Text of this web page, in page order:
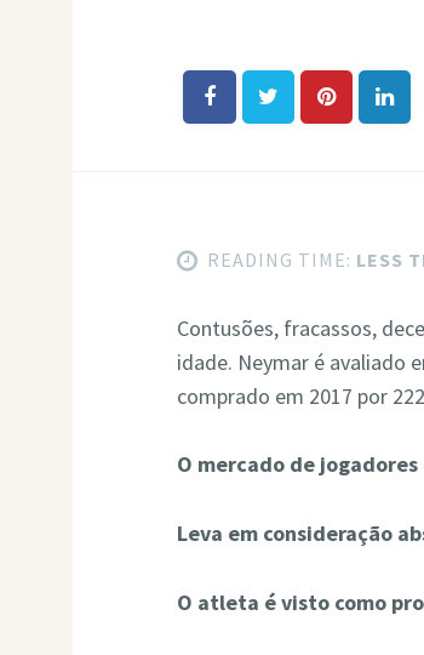
READING TIME: LESS
Contusões, fracassos,
idade. Neymar é avaliado
comprado em 2017 por
O mercado de
Leva em consideração
O atleta é visto como